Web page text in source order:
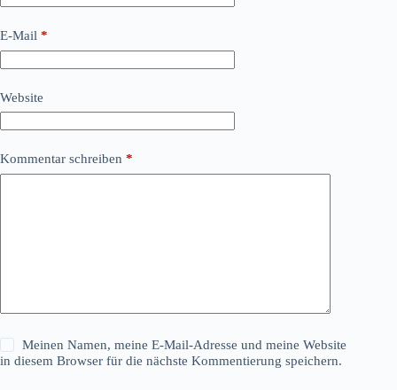
E-Mail *
Website
Kommentar schreiben *
Meinen Namen, meine E-Mail-Adresse und meine Website
in diesem Browser für die nächste Kommentierung speichern.